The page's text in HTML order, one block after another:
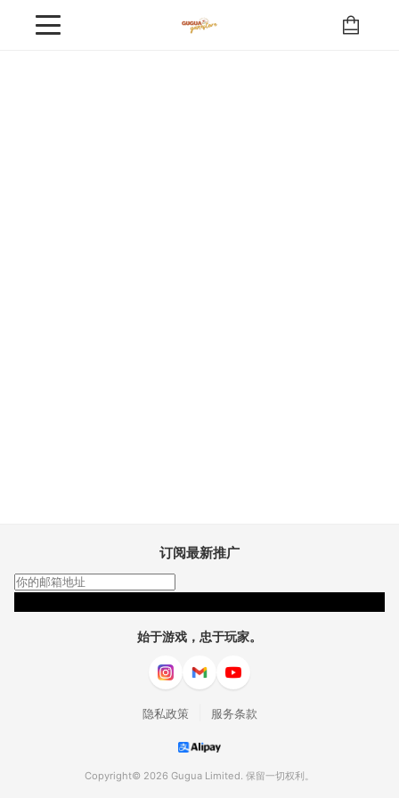
始于游戏，忠于玩家。
隐私政策 服务条款
Copyright© 2026 Gugua Limited. 保留一切权利。
订阅最新推广